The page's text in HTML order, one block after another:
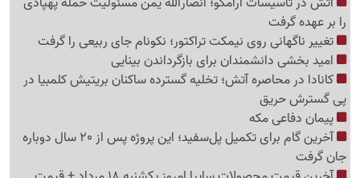
را بر عهده گرفت
تغییر ناگهانی روی نیمکت تراکتور؛ نکونام جای ربیعی را گرفت
امید بخشی دانشمندان برای بازگرداندن بینایی
کانادا در محاصره آتش؛ تخلیه گسترده ساکنان بریتیش کلمبیا در
پی گسترش حریق
پیمان دفاعی مکه
آخرین گام برای تکمیل پل‌سفید؛ این پروژه پس از 20 سال دوباره
جان گرفت